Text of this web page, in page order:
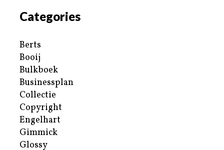
Categories
Berts
Booij
Bulkboek
Businessplan
Collectie
Copyright
Engelhart
Gimmick
Glossy